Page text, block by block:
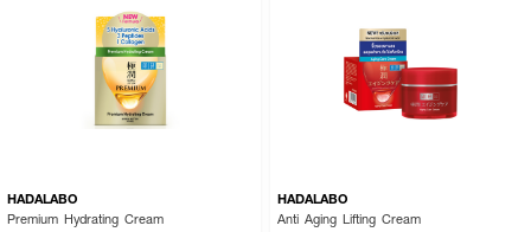
HADALABO
Premium Hydrating Cream
HADALABO
Anti Aging Lifting Cream